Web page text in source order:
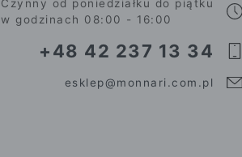
Czynny od poniedziałku do piątku
w godzinach 08:00 - 16:00
+48 42 237 13 34
esklep@monnari.com.pl